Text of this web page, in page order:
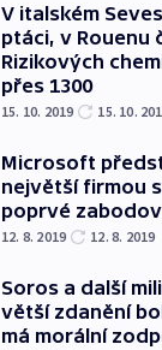
V italském
ptáci, v Rouenu
Rizikových
přes 1300
15. 10. 2019 15. 10.
Microsoft
největší firmou
poprvé
12. 8. 2019 12. 8. 2019
Soros a další
větší zdanění
má morální